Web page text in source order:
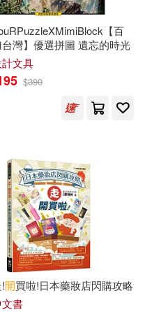
本祥(1)
曼(1)
林等(1)
博，鄭
版社(1)
儒林(1)
文化(1)
淵 李君山
【百
灣】優選拼圖 遺忘的時光
文具
$390
開買啦!日本藥妝店閃購攻略
書